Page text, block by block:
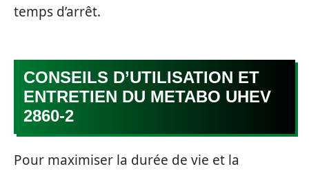
temps d’arrêt.
CONSEILS D’UTILISATION ET
ENTRETIEN DU METABO UHEV
2860-2
Pour maximiser la durée de vie et la